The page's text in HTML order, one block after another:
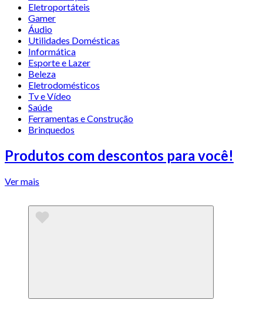
Eletroportáteis
Gamer
Áudio
Utilidades Domésticas
Informática
Esporte e Lazer
Beleza
Eletrodomésticos
Tv e Vídeo
Saúde
Ferramentas e Construção
Brinquedos
Produtos com descontos para você!
Ver mais